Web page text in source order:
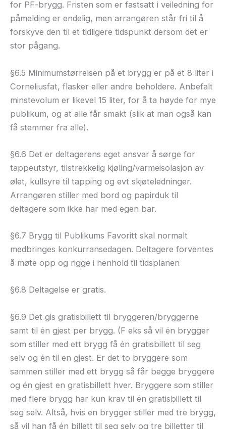
for PF-brygg. Fristen som er fastsatt i veiledning for
påmelding er endelig, men arrangøren står fri til å
forskyve den til et tidligere tidspunkt dersom det er
stor pågang.
§6.5 Minimumstørrelsen på et brygg er på et 8 liter i
Corneliusfat, flasker eller andre beholdere. Anbefalt
minstevolum er likevel 15 liter, for å ta høyde for mye
publikum, og at alle får smakt (slik at man også kan
få stemmer fra alle).
§6.6 Det er deltagerens eget ansvar å sørge for
tappeutstyr, tilstrekkelig kjøling/varmeisolasjon av
ølet, kullsyre til tapping og evt skjøteledninger.
Arrangøren stiller med bord og papirduk til
deltagere som ikke har med egen bar.
§6.7 Brygg til Publikums Favoritt skal normalt
medbringes konkurransedagen. Deltagere forventes
å møte opp og rigge i henhold til tidsplanen
§6.8 Deltagelse er gratis.
§6.9 Det gis gratisbillett til bryggeren/bryggerne
samt til én gjest per brygg. (F eks så vil én brygger
som stiller med ett brygg få én gratisbillett til seg
selv og én til en gjest. Er det to bryggere som
sammen stiller med ett brygg så får begge bryggere
og én gjest en gratisbillett hver. Bryggere som stiller
med flere brygg har kun krav til én gratisbillett til
seg selv. Altså, hvis en brygger stiller med tre brygg,
så vil han få én billett til seg selv og tre billetter til